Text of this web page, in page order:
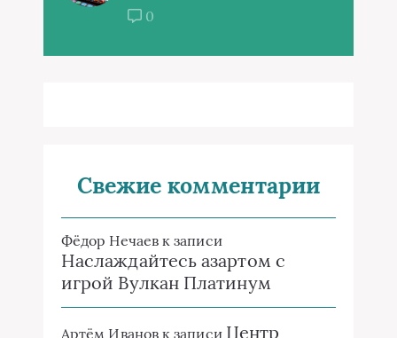
0
Свежие комментарии
Фёдор Нечаевк записи
Наслаждайтесь азартом с
игрой Вулкан Платинум
Артём Ивановк записи Центр